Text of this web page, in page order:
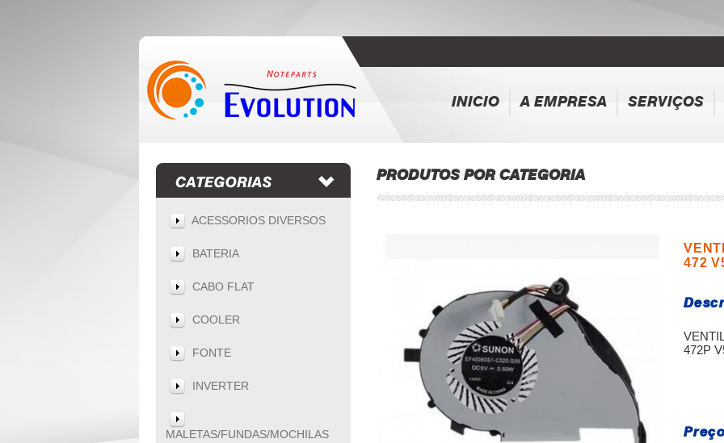
INICIO A EMPRESA SERVIÇOS
ACESSORIOS DIVERSOS
BATERIA
CABO FLAT
COOLER
FONTE
INVERTER
MALETAS/FUNDAS/MOCHILAS
PRODUTOS POR CATEGORIA
472
472P